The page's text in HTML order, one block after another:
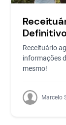
Receituário
informações
mesmo!
Marcelo